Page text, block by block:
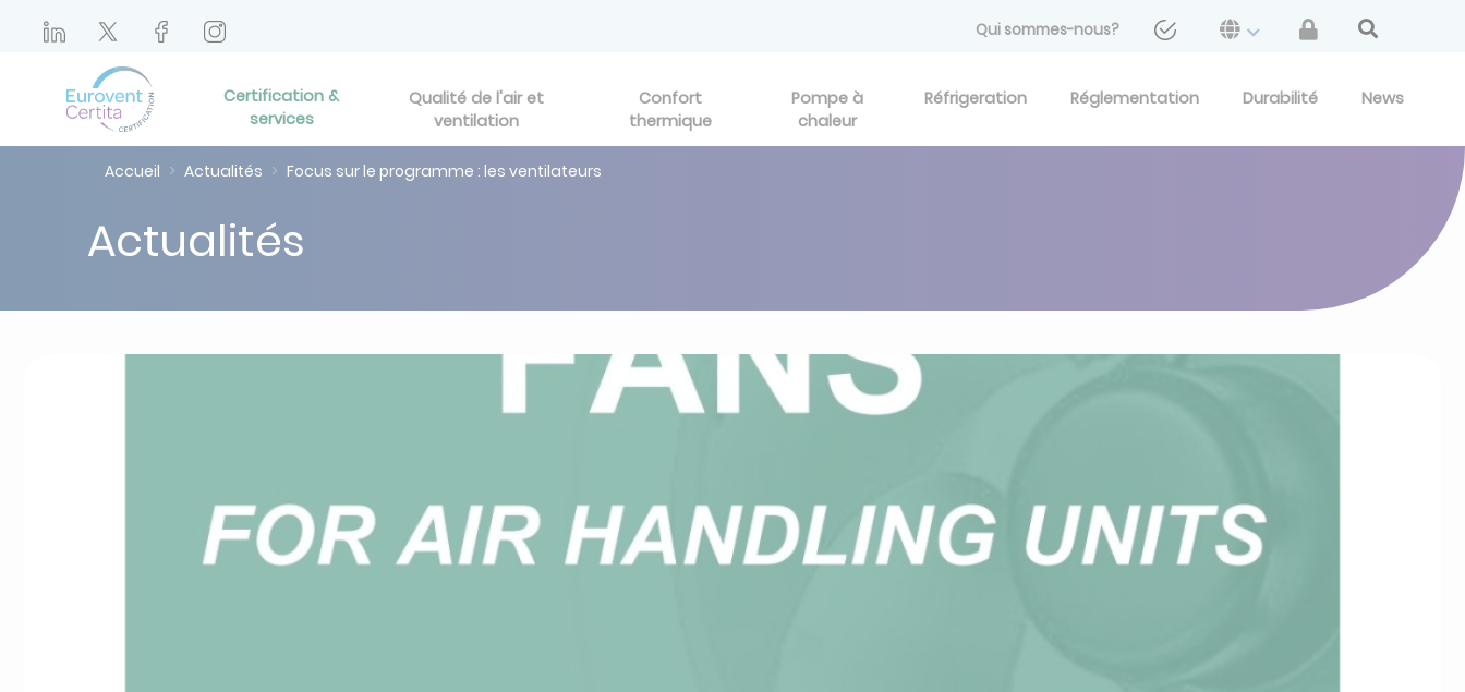
Qui sommes-nous?
Certification &
services
Qualité de l'air et
ventilation
Confort
thermique
Pompe à
chaleur
Réfrigeration Réglementation Durabilité News
Accueil Actualités Focus sur le programme : les ventilateurs
Actualités